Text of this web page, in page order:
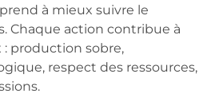
à mieux suivre le
Chaque action contribue à
production sobre,
respect des ressources,